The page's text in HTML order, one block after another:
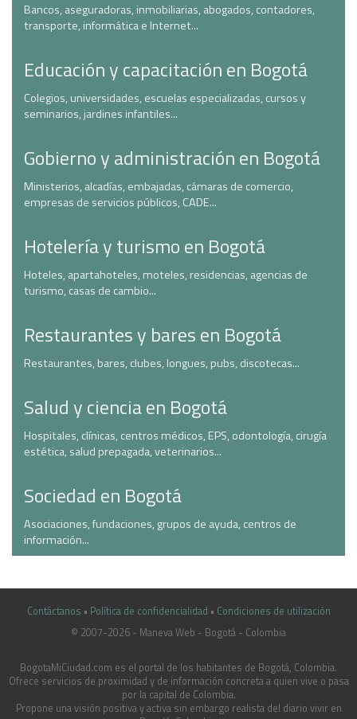
Bancos, aseguradoras, inmobiliarias, abogados, contadores,
transporte, informática e Internet...
Educación y capacitación en Bogotá
Colegios, universidades, escuelas especializadas, cursos y
seminarios, jardines infantiles...
Gobierno y administración en Bogotá
Ministerios, alcadías, embajadas, cámaras de comercio,
empresas de servicios públicos, CADE...
Hotelería y turismo en Bogotá
Hoteles, apartahoteles, moteles, residencias, agencias de
turismo, casas de cambio...
Restaurantes y bares en Bogotá
Restaurantes, bares, clubes, longues, pubs, discotecas...
Salud y ciencia en Bogotá
Hospitales, clínicas, centros médicos, EPS, odontología, cirugía
estética, salud prepagada, veterinarios...
Sociedad en Bogotá
Asociaciones, fundaciones, grupos de ayuda, centros de
información...
Contáctanos • Política de confidencialidad • Condiciones de utilización
© 2007-2026 - Maneva Web - Bogotá - Colombia
casinoluck.ca
BogotaMiCiudad.com es el portal de los habitantes de Bogotá, Colombia.
Ofrece servicios de proximidad y de información concreta a quien vive o pasa
por la capital de Colombia.
Propone una visión positiva y activa sin embargo realista del diario vivir en